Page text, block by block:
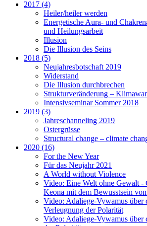
2017 (4)
Heiler/heiler werden
Energetische Aura- und
und Heilungsarbeit
Illusion
Die Illusion des Seins
2018 (5)
Neujahresbotschaft 2019
Widerstand
Die Illusion durchbrechen
Strukturveränderung –
Intensivseminar Sommer 2018
2019 (3)
Jahreschanneling 2019
Ostergrüsse
Structural change – climate
2020 (16)
For the New Year
Für das Neujahr 2021
A World without Violence
Video: Eine Welt ohne Gewalt -
Keona mit dem Bewusstsein
Video: Adaliege-Vywamus über
Verleugnung der Polarität
Video: Adaliege-Vywamus über